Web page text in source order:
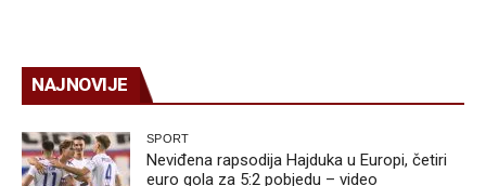
NAJNOVIJE
SPORT
Neviđena rapsodija Hajduka u Europi, četiri
euro gola za 5:2 pobjedu – video